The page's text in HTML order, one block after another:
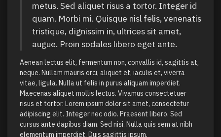
metus. Sed aliquet risus a tortor. Integer id
quam. Morbi mi. Quisque nisl felis, venenatis
tristique, dignissim in, ultrices sit amet,
augue. Proin sodales libero eget ante.
Aenean lectus elit, fermentum non, convallis id, sagittis at,
neque. Nullam mauris orci, aliquet et, iaculis et, viverra
vitae, ligula. Nulla ut felis in purus aliquam imperdiet.
Maecenas aliquet mollis lectus. Vivamus consectetuer
risus et tortor. Lorem ipsum dolor sit amet, consectetur
adipiscing elit. Integer nec odio. Praesent libero. Sed
cursus ante dapibus diam. Sed nisi. Nulla quis sem at nibh